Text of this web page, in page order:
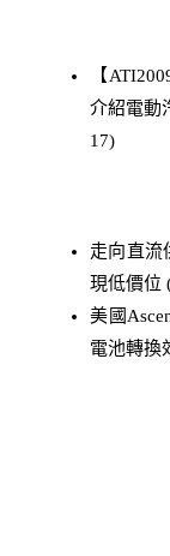
【
介紹電動
17)
走向直流
現低價位
美國
電池轉換